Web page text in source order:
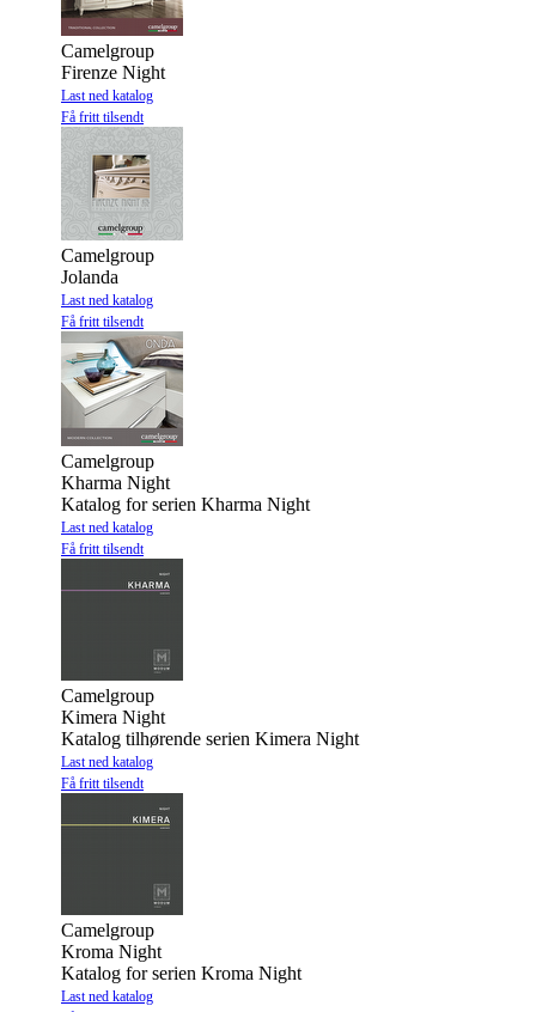
Camelgroup
Firenze Night
Last ned katalog
Få fritt tilsendt
Camelgroup
Jolanda
Last ned katalog
Få fritt tilsendt
Camelgroup
Kharma Night
Katalog for serien Kharma Night
Last ned katalog
Få fritt tilsendt
Camelgroup
Kimera Night
Katalog tilhørende serien Kimera Night
Last ned katalog
Få fritt tilsendt
Camelgroup
Kroma Night
Katalog for serien Kroma Night
Last ned katalog